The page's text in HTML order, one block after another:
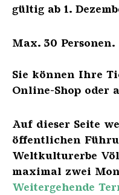
gültig ab 1.
Max. 30 Personen.
Sie können Ihre
Online-Shop oder
Auf dieser Seite
öffentlichen
Weltkulturerbe
maximal zwei
Weitergehende